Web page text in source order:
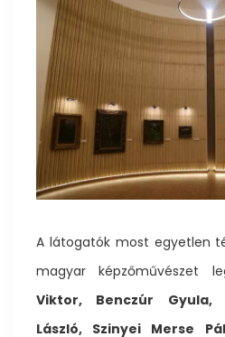
A látogatók most egyetlen
magyar képzőművészet
Viktor, Benczúr Gyula,
László, Szinyei Merse